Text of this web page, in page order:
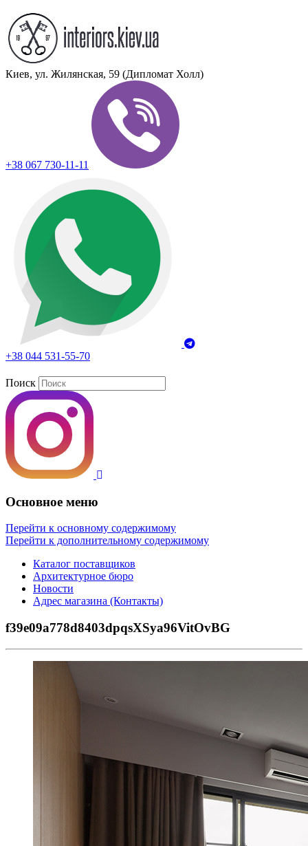
Киев, ул. Жилянская, 59 (Дипломат Холл)
+38 067 730-11-11
+38 044 531-55-70
Поиск
Основное меню
Перейти к основному содержимому
Перейти к дополнительному содержимому
Каталог поставщиков
Архитектурное бюро
Новости
Адрес магазина (Контакты)
f39e09a778d8403dpqsXSya96VitOvBG